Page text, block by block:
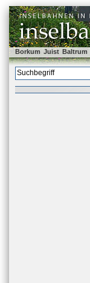
Borkum Juist Baltrum